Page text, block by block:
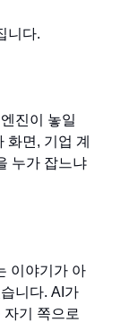
니다.
진이 놓일
화면, 기업 계
누가 잡느냐
이야기가 아
니다. AI가
기 쪽으로